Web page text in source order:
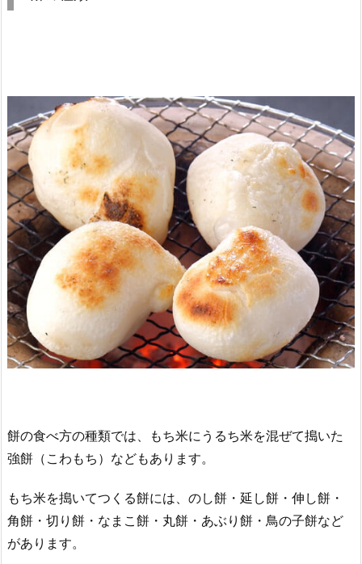
餅の食べ方の種類では、もち米にうるち米を混ぜて搗いた
強餅（こわもち）などもあります。
もち米を搗いてつくる餅には、のし餅・延し餅・伸し餅・
角餅・切り餅・なまこ餅・丸餅・あぶり餅・鳥の子餅など
があります。